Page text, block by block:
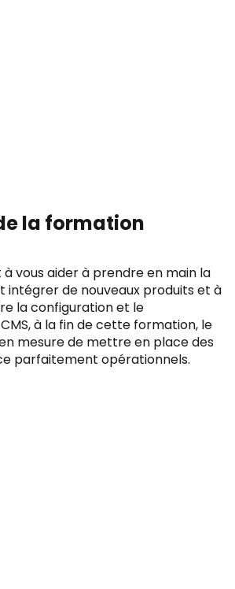
la formation
vous aider à prendre en main la
intégrer de nouveaux produits et à
la configuration et le
à la fin de cette formation, le
mesure de mettre en place des
parfaitement opérationnels.